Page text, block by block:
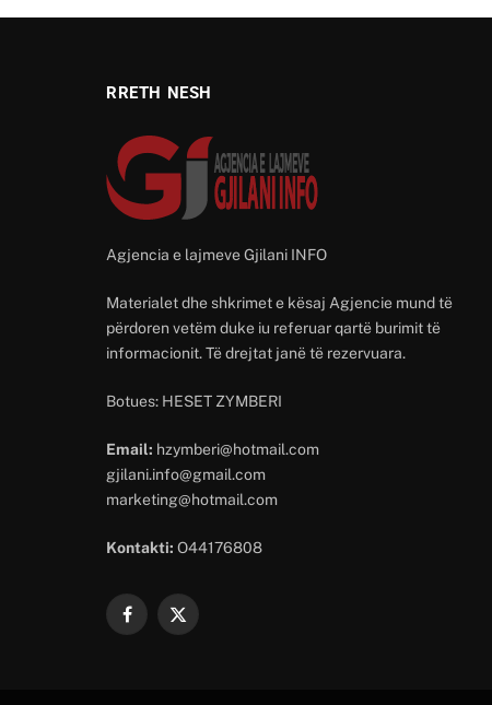
RRETH NESH
Agjencia e lajmeve Gjilani INFO
Materialet dhe shkrimet e kësaj Agjencie mund të
përdoren vetëm duke iu referuar qartë burimit të
informacionit. Të drejtat janë të rezervuara.
Botues: HESET ZYMBERI
Email: hzymberi@hotmail.com
gjilani.info@gmail.com
marketing@hotmail.com
Kontakti: O44176808
Facebook
X